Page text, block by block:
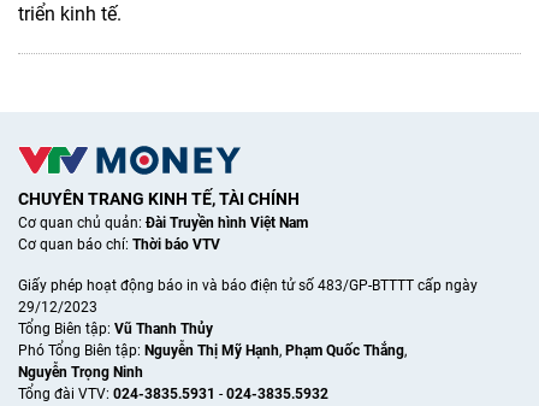
triển kinh tế.
CHUYÊN TRANG KINH TẾ, TÀI CHÍNH
Cơ quan chủ quản:Đài Truyền hình Việt Nam
Cơ quan báo chí: Thời báo VTV
Giấy phép hoạt động báo in và báo điện tử số 483/GP-BTTTT cấp ngày
29/12/2023
Tổng Biên tập: Vũ Thanh Thủy
Phó Tổng Biên tập: Nguyễn Thị Mỹ Hạnh, Phạm Quốc Thắng,
Nguyễn Trọng Ninh
Tổng đài VTV: 024-3835.5931 - 024-3835.5932